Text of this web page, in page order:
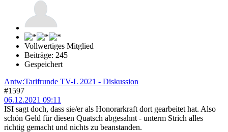
Vollwertiges Mitglied
Beiträge: 245
Gespeichert
Antw:Tarifrunde TV-L 2021 - Diskussion
#1597
06.12.2021 09:11
ISI sagt doch, dass sie/er als Honorarkraft dort gearbeitet hat. Also
schön Geld für diesen Quatsch abgesahnt - unterm Strich alles
richtig gemacht und nichts zu beanstanden.